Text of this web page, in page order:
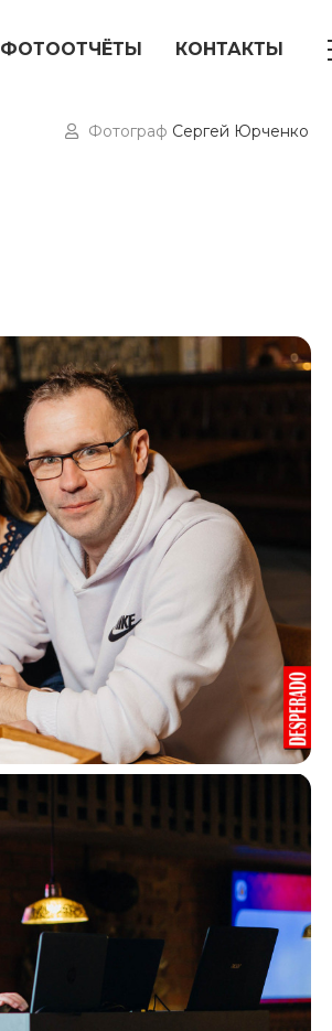
ФОТООТЧЁТЫ КОНТАКТЫ
Фотограф Сергей Юрченко